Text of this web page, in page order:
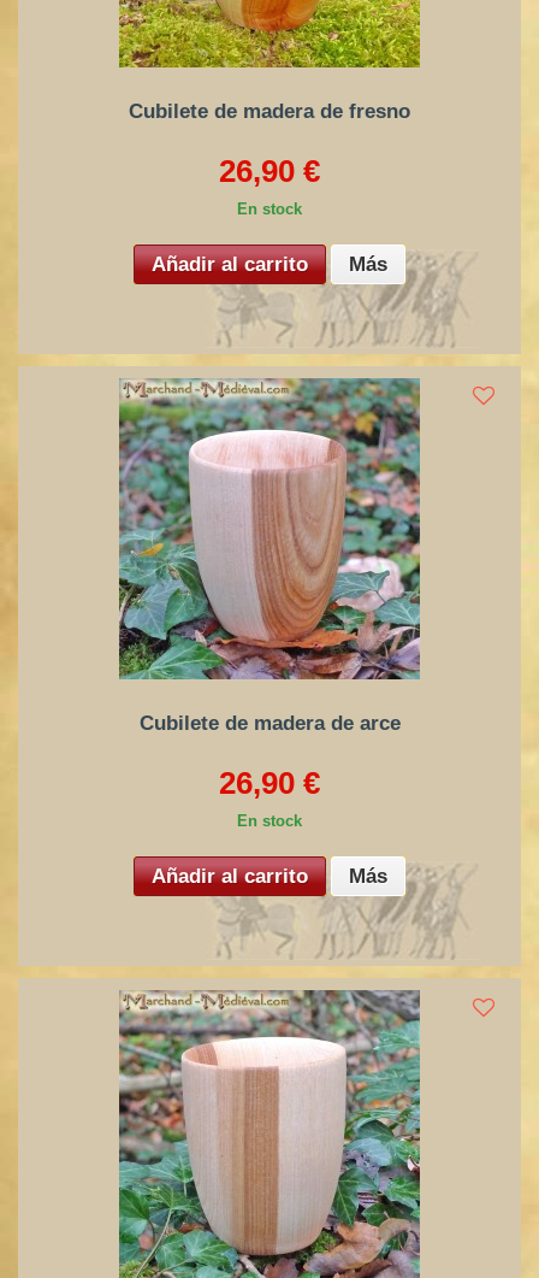
Cubilete de madera de fresno
26,90 €
En stock
Añadir al carrito Más
Cubilete de madera de arce
26,90 €
En stock
Añadir al carrito Más